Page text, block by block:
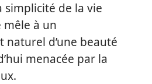
simplicité de la vie
à un
d’une beauté
menacée par la